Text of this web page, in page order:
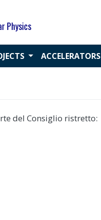
Physics
ACCELERATORS
del Consiglio ristretto: